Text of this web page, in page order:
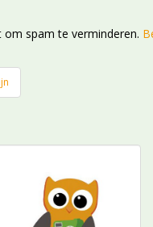
spam te verminderen.